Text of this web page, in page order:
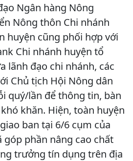
Ngân hàng Nông
Nông thôn Chi nhánh
huyện cũng phối hợp với
Chi nhánh huyện tổ
lãnh đạo chi nhánh, các
Chủ tịch Hội Nông dân
quý/lần để thông tin, bàn
khăn. Hiện, toàn huyện
ban tại 6/6 cụm của
góp phần nâng cao chất
trưởng tín dụng trên địa